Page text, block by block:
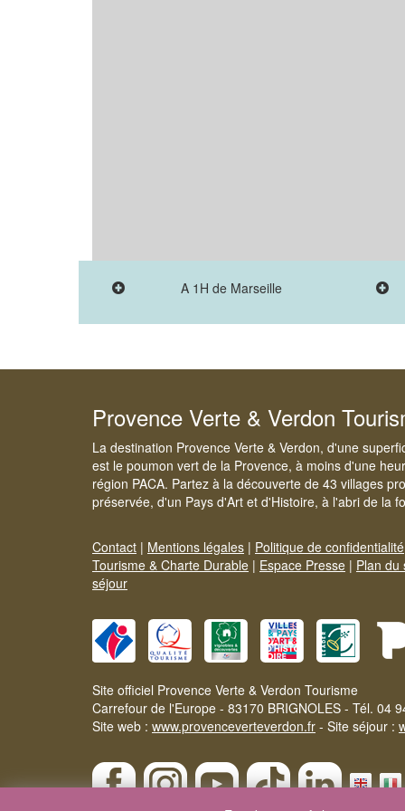
A 1H de Marseille
Provence Verte & Verdon
La destination Provence Verte & Verdon, d'une
est le poumon vert de la Provence, à moins d'une
région PACA. Partez à la découverte de 43 villages
préservée, d'un Pays d'Art et d'Histoire, à l'abri de la
Contact | Mentions légales | Politique de confidentialité
Tourisme & Charte Durable | Espace Presse | Plan du
séjour
Site officiel Provence Verte & Verdon Tourisme
Carrefour de l'Europe - 83170 BRIGNOLES - Tél. 04
Site web : www.provenceverteverdon.fr - Site séjour :